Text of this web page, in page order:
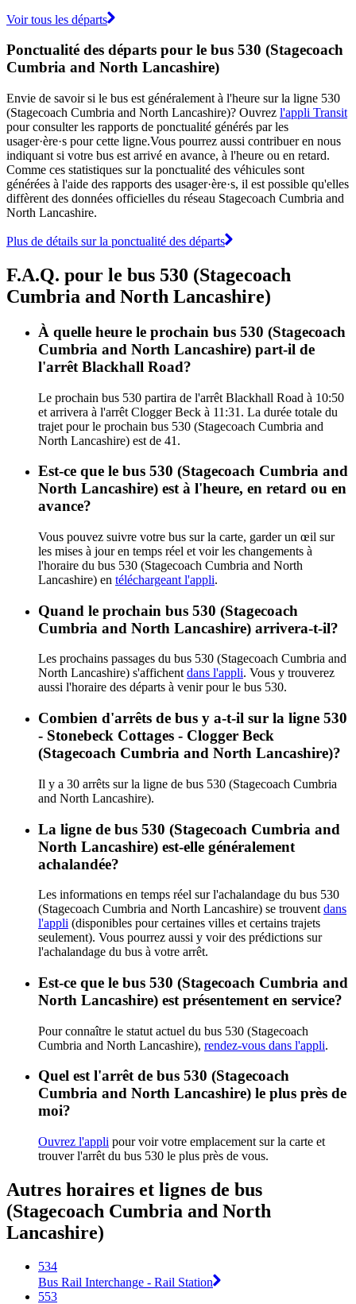
Voir tous les départs
Ponctualité des départs pour le bus 530 (Stagecoach
Cumbria and North Lancashire)
Envie de savoir si le bus est généralement à l'heure sur la ligne 530
(Stagecoach Cumbria and North Lancashire)? Ouvrez l'appli Transit
pour consulter les rapports de ponctualité générés par les
usager·ère·s pour cette ligne.Vous pourrez aussi contribuer en nous
indiquant si votre bus est arrivé en avance, à l'heure ou en retard.
Comme ces statistiques sur la ponctualité des véhicules sont
générées à l'aide des rapports des usager·ère·s, il est possible qu'elles
diffèrent des données officielles du réseau Stagecoach Cumbria and
North Lancashire.
Plus de détails sur la ponctualité des départs
F.A.Q. pour le bus 530 (Stagecoach
Cumbria and North Lancashire)
À quelle heure le prochain bus 530 (Stagecoach
Cumbria and North Lancashire) part-il de
l'arrêt Blackhall Road?
Le prochain bus 530 partira de l'arrêt Blackhall Road à 10:50
et arrivera à l'arrêt Clogger Beck à 11:31. La durée totale du
trajet pour le prochain bus 530 (Stagecoach Cumbria and
North Lancashire) est de 41.
Est-ce que le bus 530 (Stagecoach Cumbria and
North Lancashire) est à l'heure, en retard ou en
avance?
Vous pouvez suivre votre bus sur la carte, garder un œil sur
les mises à jour en temps réel et voir les changements à
l'horaire du bus 530 (Stagecoach Cumbria and North
Lancashire) en téléchargeant l'appli.
Quand le prochain bus 530 (Stagecoach
Cumbria and North Lancashire) arrivera-t-il?
Les prochains passages du bus 530 (Stagecoach Cumbria and
North Lancashire) s'affichent dans l'appli. Vous y trouverez
aussi l'horaire des départs à venir pour le bus 530.
Combien d'arrêts de bus y a-t-il sur la ligne 530
- Stonebeck Cottages - Clogger Beck
(Stagecoach Cumbria and North Lancashire)?
Il y a 30 arrêts sur la ligne de bus 530 (Stagecoach Cumbria
and North Lancashire).
La ligne de bus 530 (Stagecoach Cumbria and
North Lancashire) est-elle généralement
achalandée?
Les informations en temps réel sur l'achalandage du bus 530
(Stagecoach Cumbria and North Lancashire) se trouvent dans
l'appli (disponibles pour certaines villes et certains trajets
seulement). Vous pourrez aussi y voir des prédictions sur
l'achalandage du bus à votre arrêt.
Est-ce que le bus 530 (Stagecoach Cumbria and
North Lancashire) est présentement en service?
Pour connaître le statut actuel du bus 530 (Stagecoach
Cumbria and North Lancashire), rendez-vous dans l'appli.
Quel est l'arrêt de bus 530 (Stagecoach
Cumbria and North Lancashire) le plus près de
moi?
Ouvrez l'appli pour voir votre emplacement sur la carte et
trouver l'arrêt du bus 530 le plus près de vous.
Autres horaires et lignes de bus
(Stagecoach Cumbria and North
Lancashire)
534
Bus Rail Interchange - Rail Station
553